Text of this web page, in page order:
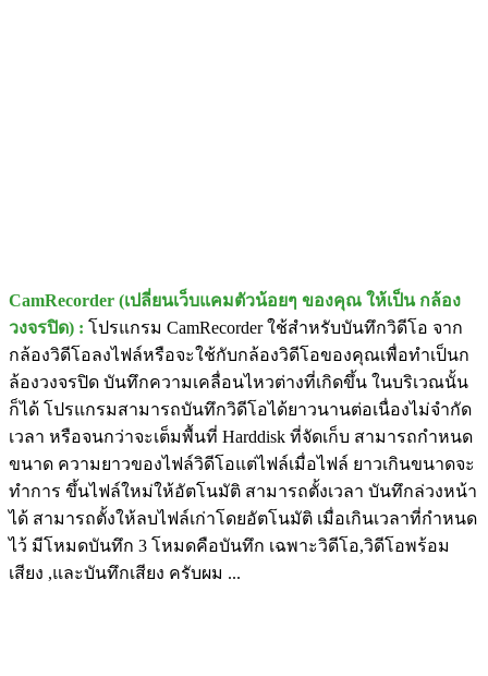
CamRecorder (เปลี่ยนเว็บแคมตัวน้อยๆ ของคุณ ให้เป็น กล้อง
วงจรปิด) : โปรแกรม CamRecorder ใช้สำหรับบันทึกวิดีโอ จาก
กล้องวิดีโอลงไฟล์หรือจะใช้กับกล้องวิดีโอของคุณเพื่อทำเป็นก
ล้องวงจรปิด บันทึกความเคลื่อนไหวต่างที่เกิดขึ้น ในบริเวณนั้น
ก็ได้ โปรแกรมสามารถบันทึกวิดีโอได้ยาวนานต่อเนื่องไม่จำกัด
เวลา หรือจนกว่าจะเต็มพื้นที่ Harddisk ที่จัดเก็บ สามารถกำหนด
ขนาด ความยาวของไฟล์วิดีโอแต่ไฟล์เมื่อไฟล์ ยาวเกินขนาดจะ
ทำการ ขึ้นไฟล์ใหม่ให้อัตโนมัติ สามารถตั้งเวลา บันทึกล่วงหน้า
ได้ สามารถตั้งให้ลบไฟล์เก่าโดยอัตโนมัติ เมื่อเกินเวลาที่กำหนด
ไว้ มีโหมดบันทึก 3 โหมดคือบันทึก เฉพาะวิดีโอ,วิดีโอพร้อม
เสียง ,และบันทึกเสียง ครับผม ...